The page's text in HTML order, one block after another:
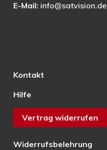
E-Mail: info@satvision.de
Kontakt
Hilfe
Vertrag widerrufen
Widerrufsbelehrung